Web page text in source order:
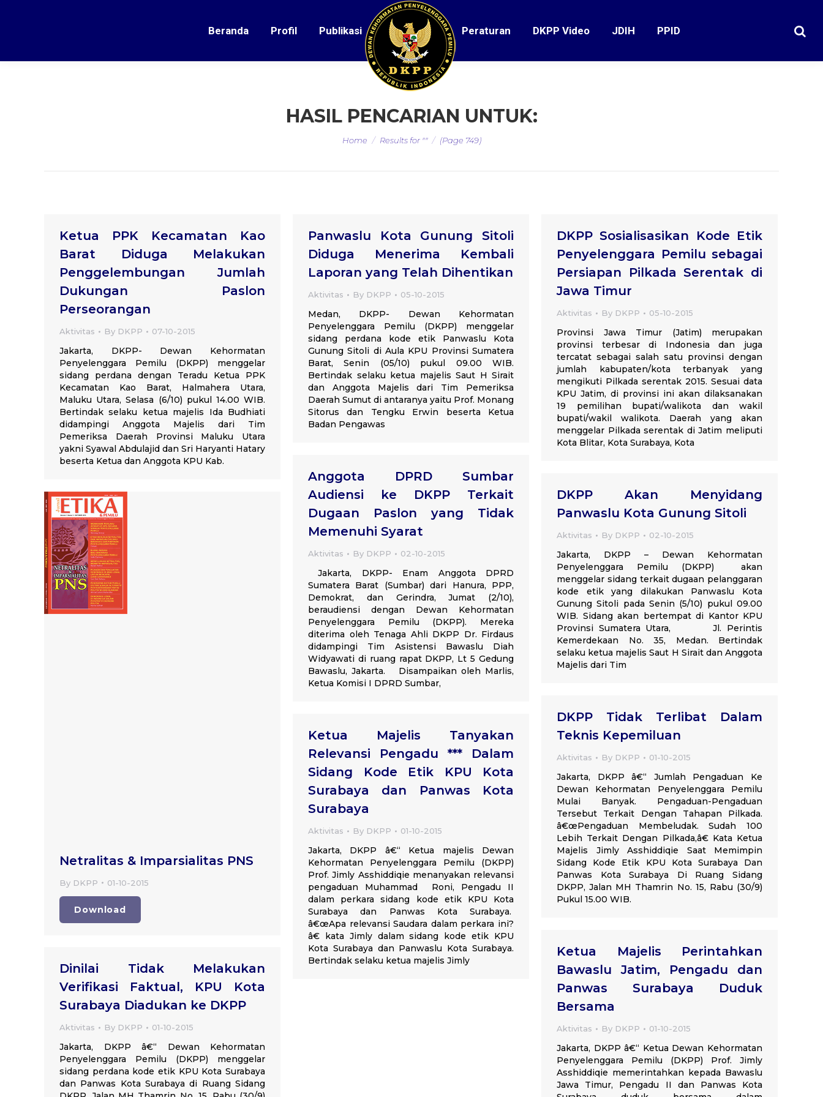
Beranda Profil Publikasi Peraturan DKPP Video JDIH PPID
HASIL PENCARIAN UNTUK:
You are here:
Home Results for "" (Page 749)
Ketua PPK Kecamatan Kao
Barat Diduga Melakukan
Penggelembungan Jumlah
Dukungan Paslon
Perseorangan
Aktivitas By DKPP 07-10-2015
Jakarta, DKPP- Dewan Kehormatan
Penyelenggara Pemilu (DKPP) menggelar
sidang perdana dengan Teradu Ketua PPK
Kecamatan Kao Barat, Halmahera Utara,
Maluku Utara, Selasa (6/10) pukul 14.00 WIB.
Bertindak selaku ketua majelis Ida Budhiati
didampingi Anggota Majelis dari Tim
Pemeriksa Daerah Provinsi Maluku Utara
yakni Syawal Abdulajid dan Sri Haryanti Hatary
beserta Ketua dan Anggota KPU Kab.
Panwaslu Kota Gunung Sitoli
Diduga Menerima Kembali
Laporan yang Telah Dihentikan
Aktivitas By DKPP 05-10-2015
Medan, DKPP- Dewan Kehormatan
Penyelenggara Pemilu (DKPP) menggelar
sidang perdana kode etik Panwaslu Kota
Gunung Sitoli di Aula KPU Provinsi Sumatera
Barat, Senin (05/10) pukul 09.00 WIB.
Bertindak selaku ketua majelis Saut H Sirait
dan Anggota Majelis dari Tim Pemeriksa
Daerah Sumut di antaranya yaitu Prof. Monang
Sitorus dan Tengku Erwin beserta Ketua
Badan Pengawas
DKPP Sosialisasikan Kode Etik
Penyelenggara Pemilu sebagai
Persiapan Pilkada Serentak di
Jawa Timur
Aktivitas By DKPP 05-10-2015
Provinsi Jawa Timur (Jatim) merupakan
provinsi terbesar di Indonesia dan juga
tercatat sebagai salah satu provinsi dengan
jumlah kabupaten/kota terbanyak yang
mengikuti Pilkada serentak 2015. Sesuai data
KPU Jatim, di provinsi ini akan dilaksanakan
19 pemilihan bupati/walikota dan wakil
bupati/wakil walikota. Daerah yang akan
menggelar Pilkada serentak di Jatim meliputi
Kota Blitar, Kota Surabaya, Kota
Anggota DPRD Sumbar
Audiensi ke DKPP Terkait
Dugaan Paslon yang Tidak
Memenuhi Syarat
Aktivitas By DKPP 02-10-2015
Jakarta, DKPP- Enam Anggota DPRD
Sumatera Barat (Sumbar) dari Hanura, PPP,
Demokrat, dan Gerindra, Jumat (2/10),
beraudiensi dengan Dewan Kehormatan
Penyelenggara Pemilu (DKPP). Mereka
diterima oleh Tenaga Ahli DKPP Dr. Firdaus
didampingi Tim Asistensi Bawaslu Diah
Widyawati di ruang rapat DKPP, Lt 5 Gedung
Bawaslu, Jakarta. Disampaikan oleh Marlis,
Ketua Komisi I DPRD Sumbar,
DKPP Akan Menyidang
Panwaslu Kota Gunung Sitoli
Aktivitas By DKPP 02-10-2015
Jakarta, DKPP – Dewan Kehormatan
Penyelenggara Pemilu (DKPP) akan
menggelar sidang terkait dugaan pelanggaran
kode etik yang dilakukan Panwaslu Kota
Gunung Sitoli pada Senin (5/10) pukul 09.00
WIB. Sidang akan bertempat di Kantor KPU
Provinsi Sumatera Utara, Jl. Perintis
Kemerdekaan No. 35, Medan. Bertindak
selaku ketua majelis Saut H Sirait dan Anggota
Majelis dari Tim
Netralitas & Imparsialitas PNS
By DKPP 01-10-2015
Download
DKPP Tidak Terlibat Dalam
Teknis Kepemiluan
Aktivitas By DKPP 01-10-2015
Jakarta, DKPP â€“ Jumlah Pengaduan Ke
Dewan Kehormatan Penyelenggara Pemilu
Mulai Banyak. Pengaduan-Pengaduan
Tersebut Terkait Dengan Tahapan Pilkada.
â€œPengaduan Membeludak. Sudah 100
Lebih Terkait Dengan Pilkada,â€ Kata Ketua
Majelis Jimly Asshiddiqie Saat Memimpin
Sidang Kode Etik KPU Kota Surabaya Dan
Panwas Kota Surabaya Di Ruang Sidang
DKPP, Jalan MH Thamrin No. 15, Rabu (30/9)
Pukul 15.00 WIB.
Ketua Majelis Tanyakan
Relevansi Pengadu *** Dalam
Sidang Kode Etik KPU Kota
Surabaya dan Panwas Kota
Surabaya
Aktivitas By DKPP 01-10-2015
Jakarta, DKPP â€“ Ketua majelis Dewan
Kehormatan Penyelenggara Pemilu (DKPP)
Prof. Jimly Asshiddiqie menanyakan relevansi
pengaduan Muhammad Roni, Pengadu II
dalam perkara sidang kode etik KPU Kota
Surabaya dan Panwas Kota Surabaya.
â€œApa relevansi Saudara dalam perkara ini?
â€ kata Jimly dalam sidang kode etik KPU
Kota Surabaya dan Panwaslu Kota Surabaya.
Bertindak selaku ketua majelis Jimly
Ketua Majelis Perintahkan
Bawaslu Jatim, Pengadu dan
Panwas Surabaya Duduk
Bersama
Aktivitas By DKPP 01-10-2015
Jakarta, DKPP â€“ Ketua Dewan Kehormatan
Penyelenggara Pemilu (DKPP) Prof. Jimly
Asshiddiqie memerintahkan kepada Bawaslu
Jawa Timur, Pengadu II dan Panwas Kota
Dinilai Tidak Melakukan
Verifikasi Faktual, KPU Kota
Surabaya Diadukan ke DKPP
Aktivitas By DKPP 01-10-2015
Jakarta, DKPP â€“ Dewan Kehormatan
Penyelenggara Pemilu (DKPP) menggelar
sidang perdana kode etik KPU Kota Surabaya
dan Panwas Kota Surabaya di Ruang Sidang